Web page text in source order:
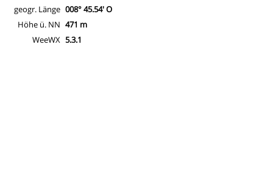
geogr. Länge 008° 45.54' O
Höhe ü. NN 471 m
WeeWX 5.3.1